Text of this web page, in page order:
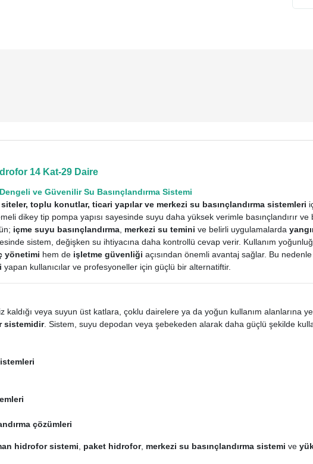
14 Kat-29 Daire
ve Güvenilir Su Basınçlandırma Sistemi
toplu konutlar, ticari yapılar ve merkezi su basınçlandırma sistemleri
dikey tip pompa yapısı sayesinde suyu daha yüksek verimle basınçlandırır ve
içme suyu basınçlandırma merkezi su temini ve belirli uygulamalarda
sistem, değişken su ihtiyacına daha kontrollü cevap verir. Kullanım
yönetimi hem de işletme güvenliği açısından önemli avantaj sağlar. Bu
yapan kullanıcılar ve profesyoneller için güçlü bir alternatiftir.
veya suyun üst katlara, çoklu dairelere ya da yoğun kullanım alanlarına
sistemidir. Sistem, suyu depodan veya şebekeden alarak daha güçlü şekilde
çözümleri
hidrofor sistemi paket hidrofor, merkezi su basınçlandırma sistemi ve